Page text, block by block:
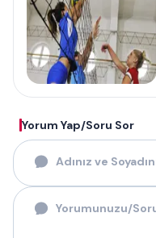
Yorum Yap/Soru Sor